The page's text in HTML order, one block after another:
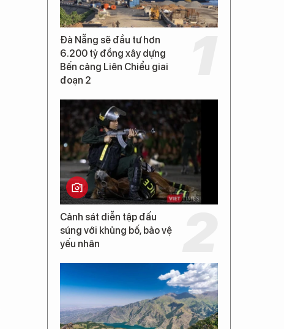
Đà Nẵng sẽ đầu tư hơn
6.200 tỷ đồng xây dựng
Bến cảng Liên Chiểu giai
đoạn 2
Cảnh sát diễn tập đấu
súng với khủng bố, bảo vệ
yếu nhân